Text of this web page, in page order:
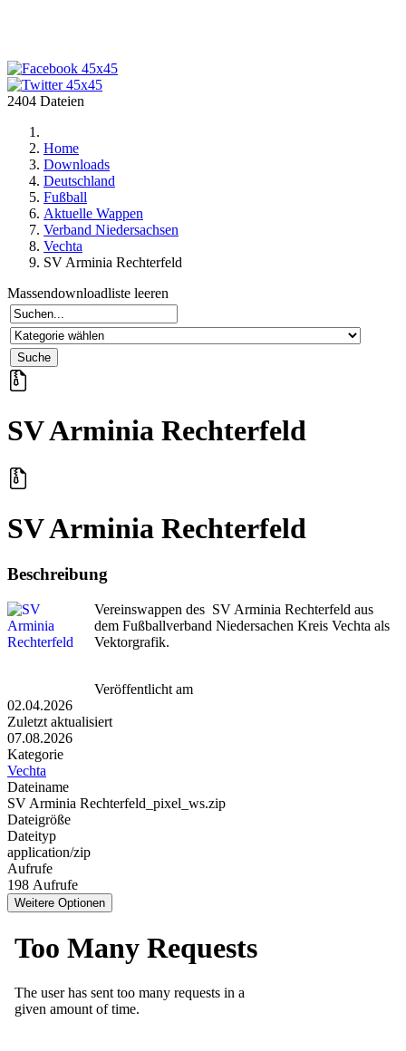
2404 Dateien
Home
Downloads
Deutschland
Fußball
Aktuelle Wappen
Verband Niedersachsen
Vechta
SV Arminia Rechterfeld
Massendownloadliste leeren
SV Arminia Rechterfeld
SV Arminia Rechterfeld
Beschreibung
Vereinswappen des SV Arminia Rechterfeld aus
dem Fußballverband Niedersachen Kreis Vechta als
Vektorgrafik.
Veröffentlicht am
02.04.2026
Zuletzt aktualisiert
07.08.2026
Kategorie
Vechta
Dateiname
SV Arminia Rechterfeld_pixel_ws.zip
Dateigröße
Dateityp
application/zip
Aufrufe
198 Aufrufe
Weitere Optionen